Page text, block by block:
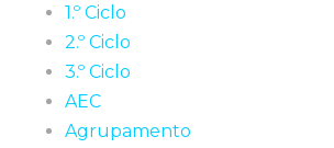
1.º Ciclo
2.º Ciclo
3.º Ciclo
AEC
Agrupamento